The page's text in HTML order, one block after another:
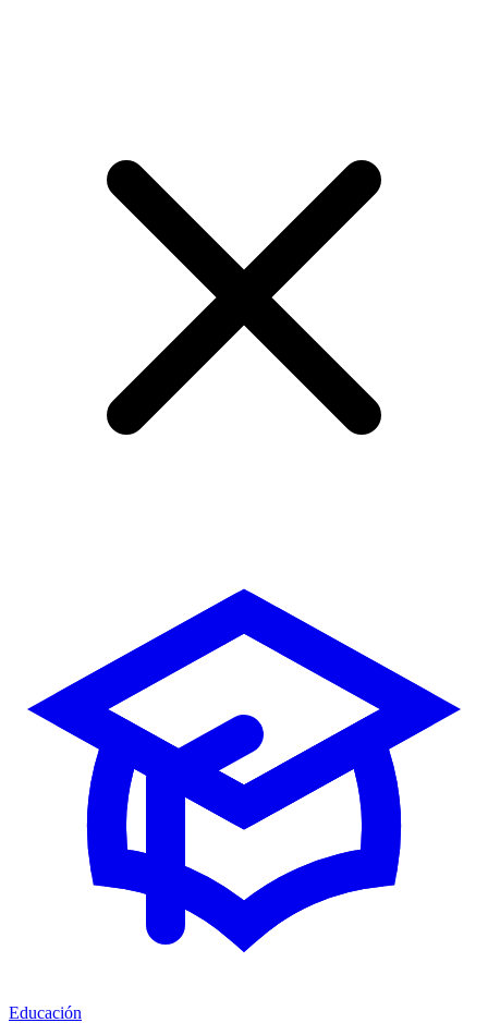
Educación